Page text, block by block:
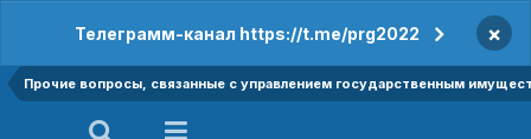
Телеграмм-канал https://t.me/prg2022 ×
Прочие вопросы, связанные с управлением государственным